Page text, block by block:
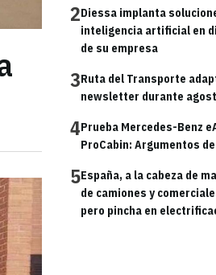
2Diessa implanta
inteligencia artificial en
de su empresa
3Ruta del Transporte
newsletter durante
4Prueba Mercedes-Benz
ProCabin: Argumentos
5España, a la cabeza de
de camiones y
pero pincha en